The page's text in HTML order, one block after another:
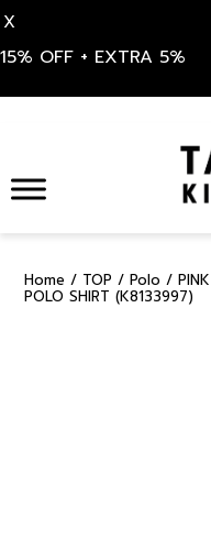
X
15% OFF + EXTRA 5%
content
Home / TOP / Polo /
POLO SHIRT (K8133997)